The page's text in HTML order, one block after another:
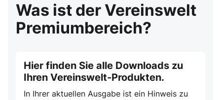
Was ist der Vereinswelt
Premiumbereich?
Hier finden Sie alle Downloads zu
Ihren Vereinswelt-Produkten.
In Ihrer aktuellen Ausgabe ist ein Hinweis zu